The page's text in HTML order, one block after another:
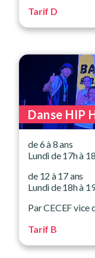
Tarif D
Danse HIP
de 6 à 8 ans
Lundi de 17h à
de 12 à 17 ans
Lundi de 18h à
Par CECEF vice
Tarif B